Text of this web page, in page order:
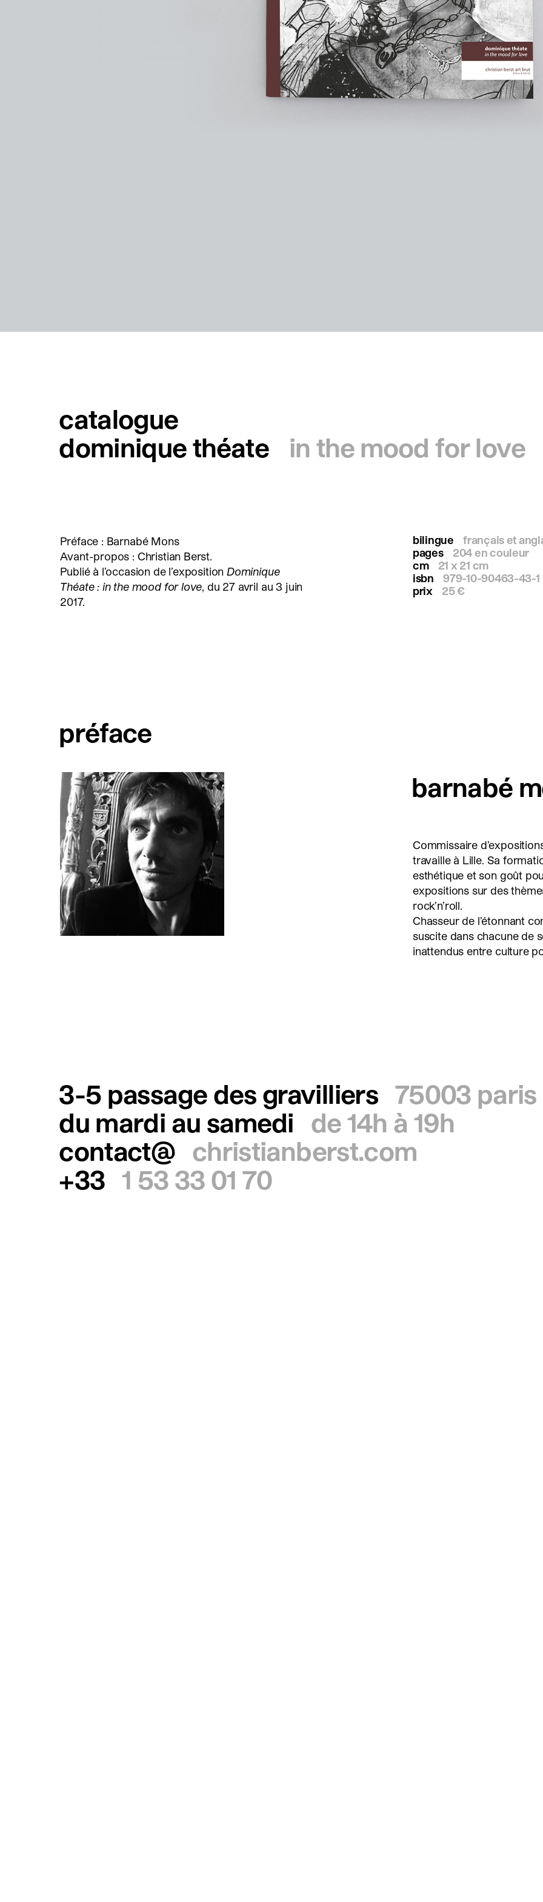
instagram facebook twitter
catalogue
dominique théate
in the mood for love
Préface : Barnabé Mons
Avant-propos : Christian Berst.
Publié à l’occasion de l’exposition Dominique
Théate : in the mood for love, du 27 avril au 3 juin
2017.
bilingue
français et
pages
204 en couleur
cm
21 x 21 cm
isbn
979-10-90463-43-1
prix
25 €
préface
barnabé
Commissaire
travaille à Lille. Sa
esthétique et son goût
expositions sur des
rock’n’roll.
Chasseur de l’étonnant
suscite dans chacune de
inattendus entre culture
3-5 passage des gravilliers 75003 paris
du mardi au samedi
de 14h à 19h
contact@ christianberst.com
+33 1 53 33 01 70